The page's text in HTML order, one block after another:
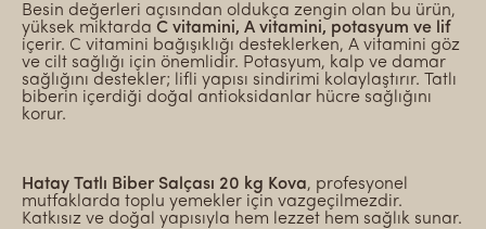
Besin değerleri açısından oldukça zengin olan bu ürün,
yüksek miktarda C vitamini, A vitamini, potasyum ve lif
içerir. C vitamini bağışıklığı desteklerken, A vitamini göz
ve cilt sağlığı için önemlidir. Potasyum, kalp ve damar
sağlığını destekler; lifli yapısı sindirimi kolaylaştırır. Tatlı
biberin içerdiği doğal antioksidanlar hücre sağlığını
korur.
Hatay Tatlı Biber Salçası 20 kg Kova, profesyonel
mutfaklarda toplu yemekler için vazgeçilmezdir.
Katkısız ve doğal yapısıyla hem lezzet hem sağlık sunar.